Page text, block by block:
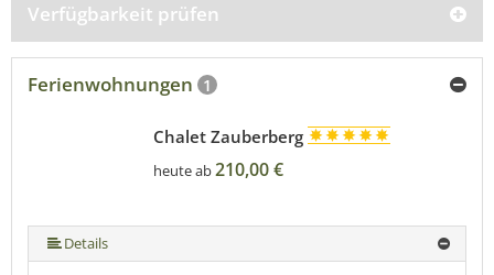
Verfügbarkeit prüfen
Ferienwohnungen 1
Chalet Zauberberg
heute ab210,00 €
Details